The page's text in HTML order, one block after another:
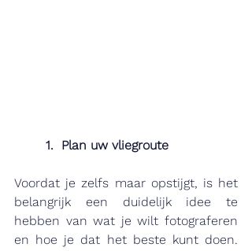
1.  Plan uw vliegroute
Voordat je zelfs maar opstijgt, is het
belangrijk een duidelijk idee te
hebben van wat je wilt fotograferen
en hoe je dat het beste kunt doen.